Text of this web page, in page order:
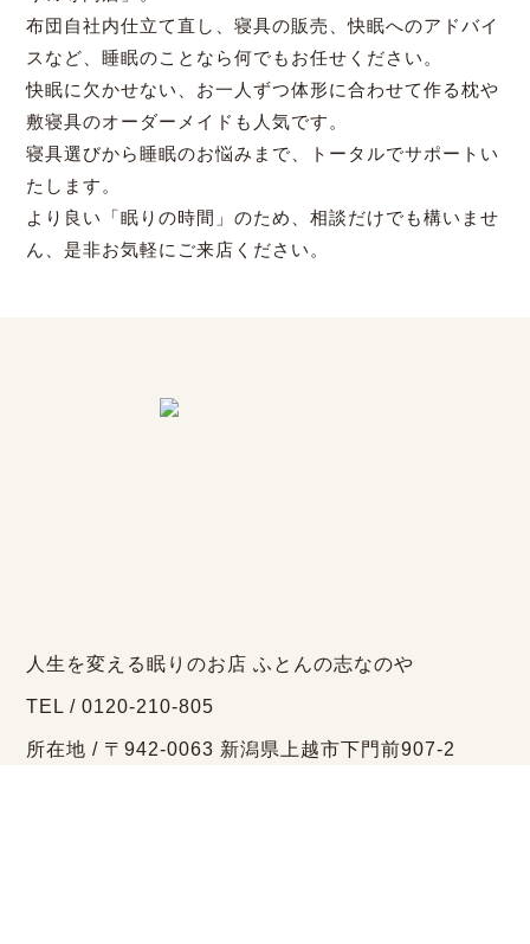
布団自社内仕立て直し、寝具の販売、快眠へのアドバイ
スなど、睡眠のことなら何でもお任せください。
快眠に欠かせない、お一人ずつ体形に合わせて作る枕や
敷寝具のオーダーメイドも人気です。
寝具選びから睡眠のお悩みまで、トータルでサポートい
たします。
より良い「眠りの時間」のため、相談だけでも構いませ
ん、是非お気軽にご来店ください。
人生を変える眠りのお店 ふとんの志なのや
TEL / 0120-210-805
所在地 / 〒942-0063 新潟県上越市下門前907-2